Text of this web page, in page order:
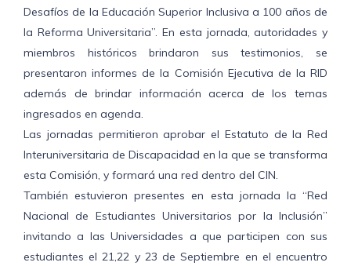
Desafíos de la Educación Superior Inclusiva a 100 años de
la Reforma Universitaria”. En esta jornada, autoridades y
miembros históricos brindaron sus testimonios, se
presentaron informes de la Comisión Ejecutiva de la RID
además de brindar información acerca de los temas
ingresados en agenda.
Las jornadas permitieron aprobar el Estatuto de la Red
Interuniversitaria de Discapacidad en la que se transforma
esta Comisión, y formará una red dentro del CIN.
También estuvieron presentes en esta jornada la “Red
Nacional de Estudiantes Universitarios por la Inclusión”
invitando a las Universidades a que participen con sus
estudiantes el 21,22 y 23 de Septiembre en el encuentro